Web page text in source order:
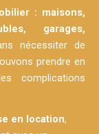
: maisons,
garages,
nécessiter de
prendre en
complications
en location,